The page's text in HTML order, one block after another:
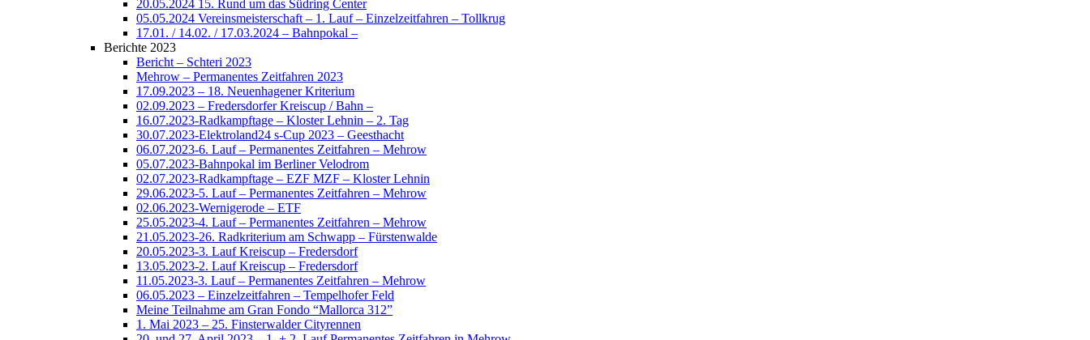
20.05.2024 15. Rund um das Südring Center
05.05.2024 Vereinsmeisterschaft – 1. Lauf – Einzelzeitfahren – Tollkrug
17.01. / 14.02. / 17.03.2024 – Bahnpokal –
Berichte 2023
Bericht – Schteri 2023
Mehrow – Permanentes Zeitfahren 2023
17.09.2023 – 18. Neuenhagener Kriterium
02.09.2023 – Fredersdorfer Kreiscup / Bahn –
16.07.2023-Radkampftage – Kloster Lehnin – 2. Tag
30.07.2023-Elektroland24 s-Cup 2023 – Geesthacht
06.07.2023-6. Lauf – Permanentes Zeitfahren – Mehrow
05.07.2023-Bahnpokal im Berliner Velodrom
02.07.2023-Radkampftage – EZF MZF – Kloster Lehnin
29.06.2023-5. Lauf – Permanentes Zeitfahren – Mehrow
02.06.2023-Wernigerode – ETF
25.05.2023-4. Lauf – Permanentes Zeitfahren – Mehrow
21.05.2023-26. Radkriterium am Schwapp – Fürstenwalde
20.05.2023-3. Lauf Kreiscup – Fredersdorf
13.05.2023-2. Lauf Kreiscup – Fredersdorf
11.05.2023-3. Lauf – Permanentes Zeitfahren – Mehrow
06.05.2023 – Einzelzeitfahren – Tempelhofer Feld
Meine Teilnahme am Gran Fondo “Mallorca 312”
1. Mai 2023 – 25. Finsterwalder Cityrennen